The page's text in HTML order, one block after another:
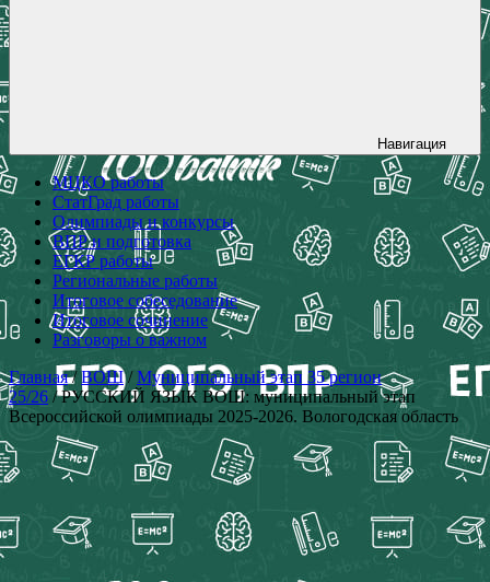
Навигация
МЦКО работы
СтатГрад работы
Олимпиады и конкурсы
ВПР и подготовка
ЕГКР работы
Региональные работы
Итоговое собеседование
Итоговое сочинение
Разговоры о важном
Главная/ВОШ/Муниципальный этап 35 регион
25/26 / РУССКИЙ ЯЗЫК ВОШ: муниципальный этап
Всероссийской олимпиады 2025-2026. Вологодская область